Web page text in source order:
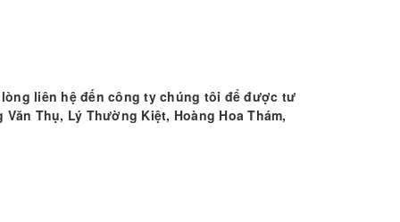
liên hệ đến công ty chúng tôi để được tư
Thụ, Lý Thường Kiệt, Hoàng Hoa Thám,